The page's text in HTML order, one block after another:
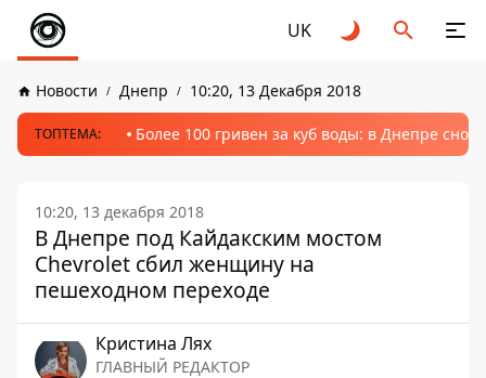
UK
Новости Днепр 10:20, 13 Декабря 2018
ТОПТЕМА: Более 100 гривен за куб воды: в Днепре
10:20, 13 декабря 2018
В Днепре под Кайдакским мостом
Chevrolet сбил женщину на
пешеходном переходе
Кристина Лях
ГЛАВНЫЙ РЕДАКТОР